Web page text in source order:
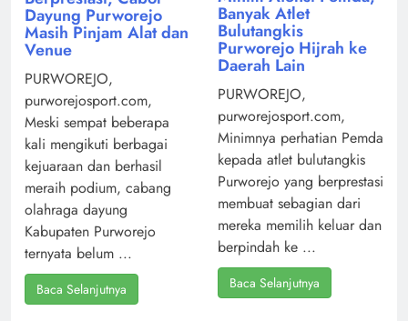
Dayung Purworejo
Masih Pinjam Alat dan
Venue
PURWOREJO,
purworejosport.com,
Meski sempat beberapa
kali mengikuti berbagai
kejuaraan dan berhasil
meraih podium, cabang
olahraga dayung
Kabupaten Purworejo
ternyata belum ...
Baca Selanjutnya
Banyak Atlet
Bulutangkis
Purworejo Hijrah ke
Daerah Lain
PURWOREJO,
purworejosport.com,
Minimnya perhatian Pemda
kepada atlet bulutangkis
Purworejo yang berprestasi
membuat sebagian dari
mereka memilih keluar dan
berpindah ke ...
Baca Selanjutnya